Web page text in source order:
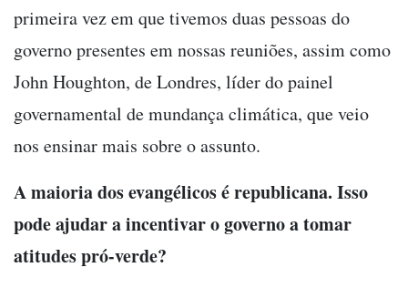
primeira vez em que tivemos duas pessoas do
governo presentes em nossas reuniões, assim como
John Houghton, de Londres, líder do painel
governamental de mundança climática, que veio
nos ensinar mais sobre o assunto.
A maioria dos evangélicos é republicana. Isso
pode ajudar a incentivar o governo a tomar
atitudes pró-verde?